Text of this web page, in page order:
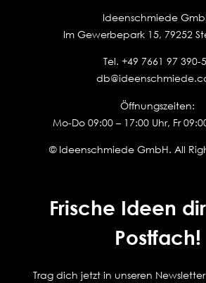
Ideenschmiede
Im Gewerbepark 15, 79252
Tel. +49 7661 97 390-
Öffnungszeiten:
Mo-Do 09:00 – 17:00 Uhr, Fr
© Ideenschmiede GmbH. All
Frische Ideen
Postfach!
Trag dich jetzt in unseren